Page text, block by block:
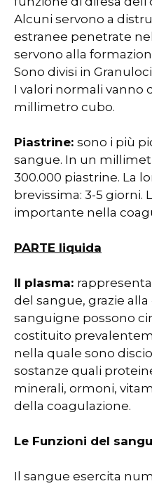
Alcuni servono a
estranee penetrate
servono alla
Sono divisi in
I valori normali vanno
millimetro cubo.
Piastrine: sono i più
sangue. In un
300.000 piastrine. La
brevissima: 3-5 giorni.
importante nella
PARTE liquida
Il plasma:
del sangue, grazie
sanguigne possono
costituito
nella quale sono
sostanze quali
minerali, ormoni,
della coagulazione.
Le Funzioni del
Il sangue esercita